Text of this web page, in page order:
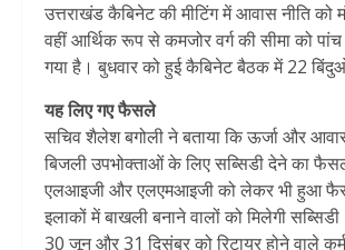
उत्तराखंड कैबिनेट की मीटिंग में आवास नीति को
वहीं आर्थिक रूप से कमजोर वर्ग की सीमा को
गया है। बुधवार को हुई कैबिनेट बैठक में 22 बिंदुओं
यह लिए गए फैसले
सचिव शैलेश बगोली ने बताया कि ऊर्जा और
बिजली उपभोक्ताओं के लिए सब्सिडी देने का
एलआइजी और एलएमआइजी को लेकर भी हुआ
इलाकों में बाखली बनाने वालों को मिलेगी
30 जून और 31 दिसंबर को रिटायर होने वाले